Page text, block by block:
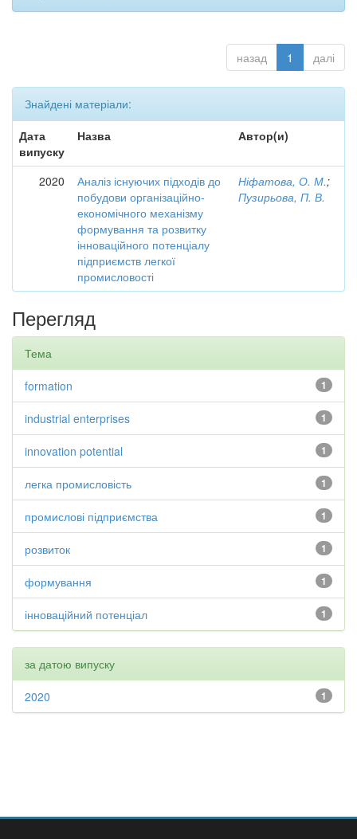
назад 1 далі
Знайдені матеріали:
Дата
випуску
Назва Автор(и)
2020
Аналіз існуючих підходів до
побудови організаційно-
економічного механізму
формування та розвитку
інноваційного потенціалу
підприємств легкої
промисловості
Ніфатова, О. М.;
Пузирьова, П. В.
Перегляд
Тема
1
formation
1
industrial enterprises
1
innovation potential
1
легка промисловість
1
промислові підприємства
1
розвиток
1
формування
1
інноваційний потенціал
за датою випуску
1
2020